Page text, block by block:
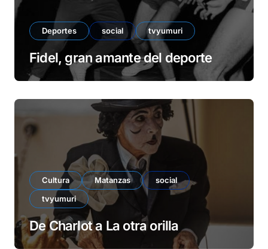
Deportes social tvyumuri
Fidel, gran amante del deporte
Cultura Matanzas
social
tvyumuri
De Charlot a La otra orilla